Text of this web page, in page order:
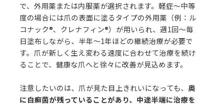
で、外用薬または内服薬が選択されます。軽症〜中等
度の場合には爪の表面に塗るタイプの外用薬（例：ル
コナック®、クレナフィン®）が用いられ、週1回〜毎
日塗布しながら、半年〜1年ほどの継続治療が必要で
す。爪が新しく生え変わる速度に合わせて治療を続け
ることで、健康な爪へと徐々に改善が見込めます。
注意したいのは、爪が見た目上きれいになっても、 奥
に白癬菌が残っていることがあり、中途半端に治療を